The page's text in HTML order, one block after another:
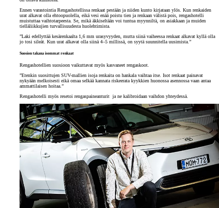
Ennen varastointia Rengashotellissa renkaat pestään ja niiden kunto kirjataan ylös. Kun renkaiden
urat alkavat olla ehtoopuolella, eikä vesi enää poistu tien ja renkaan välistä pois, rengashotelli
muistuttaa vaihtotarpeesta. Se, mikä äkkiseltään voi tuntua myynniltä, on asiakkaan ja muiden
tielläliikkujien turvallisuudesta huolehtimista.
”Laki edellyttää kesärenkaalta 1,6 mm urasyvyyden, mutta siinä vaiheessa renkaat alkavat kyllä olla
jo tosi sileät. Kun urat alkavat olla siinä 4–5 millissä, on syytä suunnitella uusimista.”
Suosion takana isommat renkaat
Rengashotellien suosioon vaikuttavat myös kasvaneet rengaskoot.
”Etenkin suosittujen SUV-mallien isoja renkaita on hankala vaihtaa itse. Isot renkaat painavat
nykyään melkoisesti eikä omaa selkää kannata riskeerata kyykkien huonossa asennossa vaan antaa
ammattilaisen hoitaa.”
Rengashotelli myös resetoi rengaspaineanturit ja ne kalibroidaan vaihdon yhteydessä.